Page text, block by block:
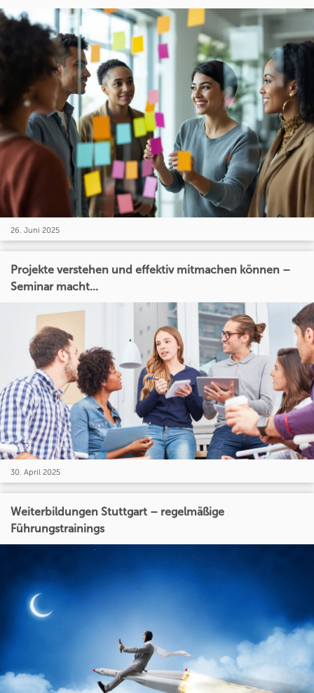
26. Juni 2025
Projekte verstehen und effektiv mitmachen können –
Seminar macht...
30. April 2025
Weiterbildungen Stuttgart – regelmäßige
Führungstrainings